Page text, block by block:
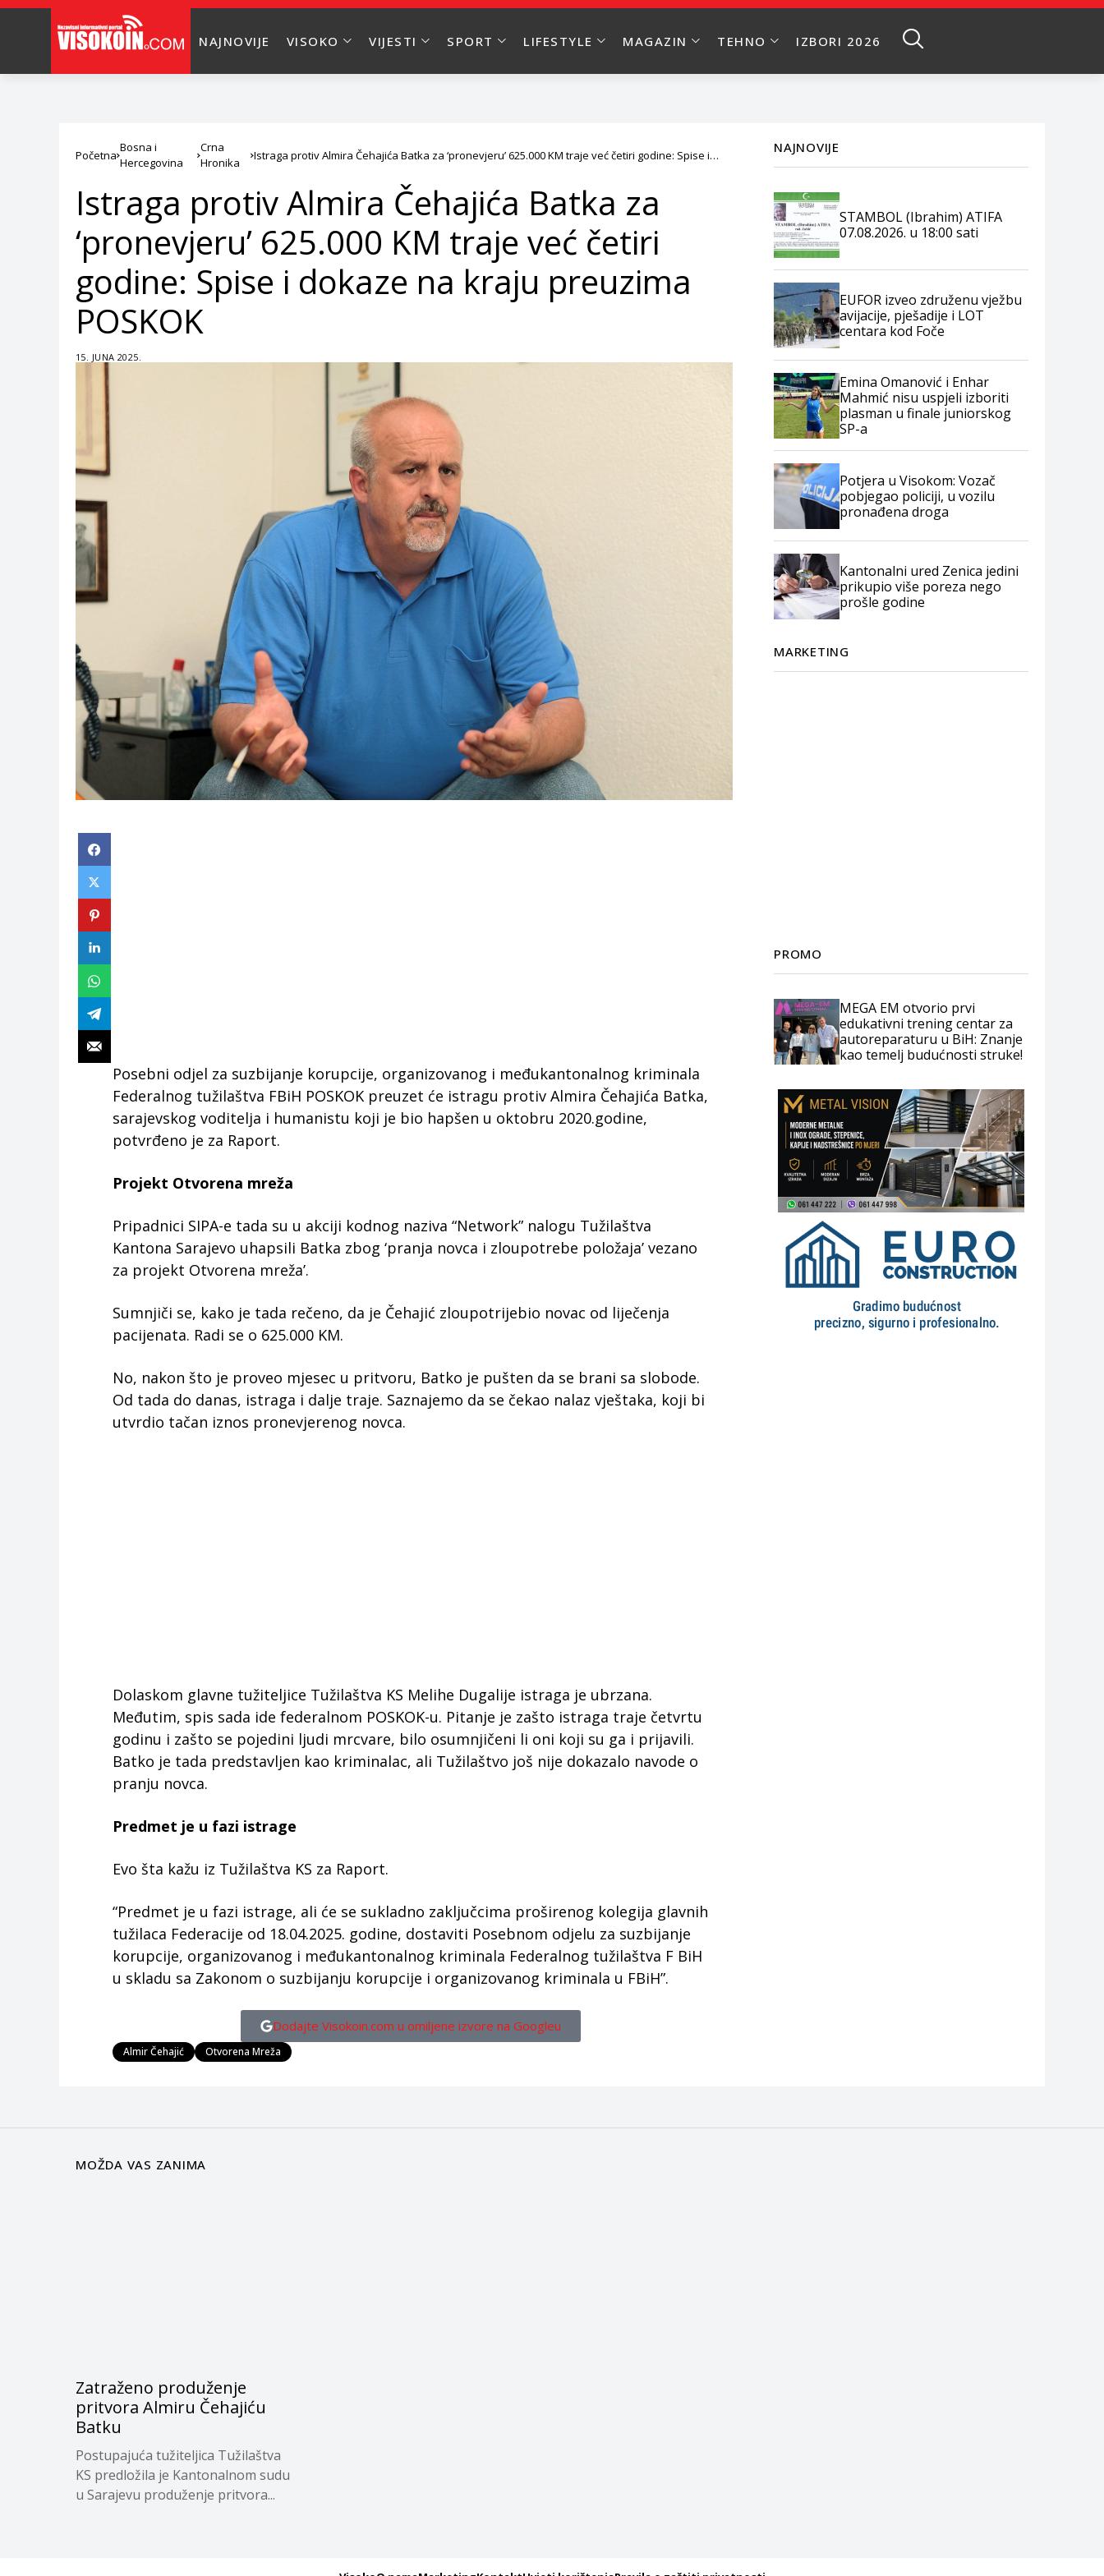
NAJNOVIJE VISOKO VIJESTI SPORT LIFESTYLE MAGAZIN TEHNO IZBORI 2026
Početna
Bosna i
Hercegovina
Crna
Hronika
Istraga protiv Almira Čehajića Batka za ‘pronevjeru’ 625.000 KM traje već četiri godine: Spise i
Istraga protiv Almira Čehajića Batka za
‘pronevjeru’ 625.000 KM traje već četiri
godine: Spise i dokaze na kraju preuzima
POSKOK
15. JUNA 2025.
Posebni odjel za suzbijanje korupcije, organizovanog i međukantonalnog kriminala
Federalnog tužilaštva FBiH POSKOK preuzet će istragu protiv Almira Čehajića Batka,
sarajevskog voditelja i humanistu koji je bio hapšen u oktobru 2020.godine,
potvrđeno je za Raport.
Projekt Otvorena mreža
Pripadnici SIPA-e tada su u akciji kodnog naziva “Network” nalogu Tužilaštva
Kantona Sarajevo uhapsili Batka zbog ‘pranja novca i zloupotrebe položaja’ vezano
za projekt Otvorena mreža’.
Sumnjiči se, kako je tada rečeno, da je Čehajić zloupotrijebio novac od liječenja
pacijenata. Radi se o 625.000 KM.
No, nakon što je proveo mjesec u pritvoru, Batko je pušten da se brani sa slobode.
Od tada do danas, istraga i dalje traje. Saznajemo da se čekao nalaz vještaka, koji bi
utvrdio tačan iznos pronevjerenog novca.
Dolaskom glavne tužiteljice Tužilaštva KS Melihe Dugalije istraga je ubrzana.
Međutim, spis sada ide federalnom POSKOK-u. Pitanje je zašto istraga traje četvrtu
godinu i zašto se pojedini ljudi mrcvare, bilo osumnjičeni li oni koji su ga i prijavili.
Batko je tada predstavljen kao kriminalac, ali Tužilaštvo još nije dokazalo navode o
pranju novca.
Predmet je u fazi istrage
Evo šta kažu iz Tužilaštva KS za Raport.
“Predmet je u fazi istrage, ali će se sukladno zaključcima proširenog kolegija glavnih
tužilaca Federacije od 18.04.2025. godine, dostaviti Posebnom odjelu za suzbijanje
korupcije, organizovanog i međukantonalnog kriminala Federalnog tužilaštva F BiH
u skladu sa Zakonom o suzbijanju korupcije i organizovanog kriminala u FBiH”.
Dodajte Visokoin.com u omiljene izvore na Googleu
Almir Čehajić Otvorena Mreža
NAJNOVIJE
STAMBOL (Ibrahim) ATIFA
07.08.2026. u 18:00 sati
EUFOR izveo združenu vježbu
avijacije, pješadije i LOT
centara kod Foče
Emina Omanović i Enhar
Mahmić nisu uspjeli izboriti
plasman u finale juniorskog
SP-a
Potjera u Visokom: Vozač
pobjegao policiji, u vozilu
pronađena droga
Kantonalni ured Zenica jedini
prikupio više poreza nego
prošle godine
MARKETING
PROMO
MEGA EM otvorio prvi
edukativni trening centar za
autoreparaturu u BiH: Znanje
kao temelj budućnosti struke!
MOŽDA VAS ZANIMA
Zatraženo produženje
pritvora Almiru Čehajiću
Batku
Postupajuća tužiteljica Tužilaštva
KS predložila je Kantonalnom sudu
u Sarajevu produženje pritvora...